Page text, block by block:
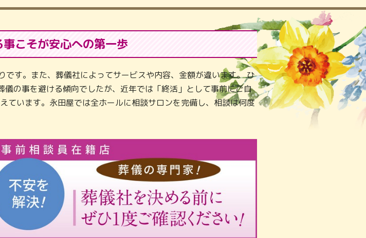
こそが安心への第一歩
す。また、葬儀社によってサービスや内容、金額が違います。 ひ
の事を避ける傾向でしたが、近年では「終活」として事前にご自
ています。永田屋では全ホールに相談サロンを完備し、相談は何度